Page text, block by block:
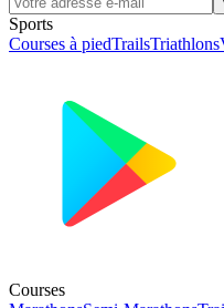
Sports
Courses à piedTrailsTriathlons
Courses